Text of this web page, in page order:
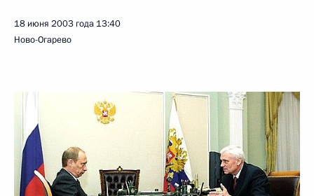
18 июня 2003 года 13:40
Ново-Огарево